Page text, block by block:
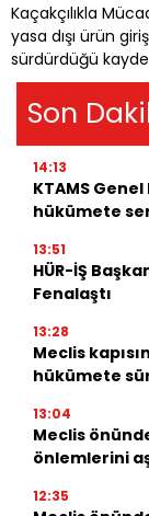
Kaçakçılıkla
yasa dışı ürün
sürdürdüğü
Son
14:13
KTAMS
hükümete
13:51
HÜR-İŞ
Fenalaştı
13:28
Meclis
hükümete
13:04
Meclis
önlemlerini
12:35